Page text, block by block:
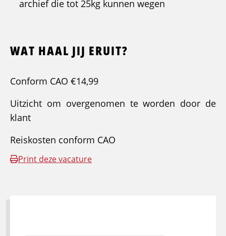
archief die tot 25kg kunnen wegen
WAT HAAL JIJ ERUIT?
Conform CAO €14,99
Uitzicht om overgenomen te worden door de
klant
Reiskosten conform CAO
Print deze vacature